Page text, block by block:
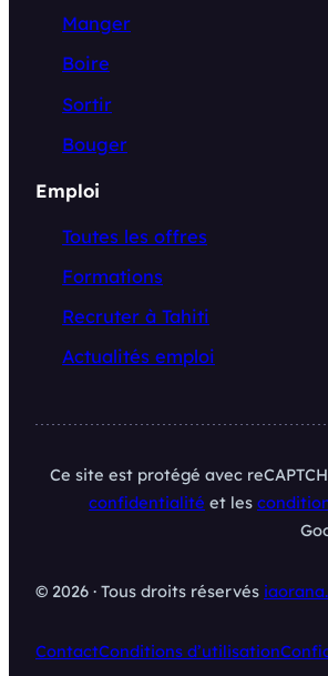
Manger
Boire
Sortir
Bouger
Emploi
Toutes les offres
Formations
Recruter à Tahiti
Actualités emploi
Ce site est protégé avec
confidentialité et les
© 2026 · Tous droits réservés
ContactConditions d’utilisation